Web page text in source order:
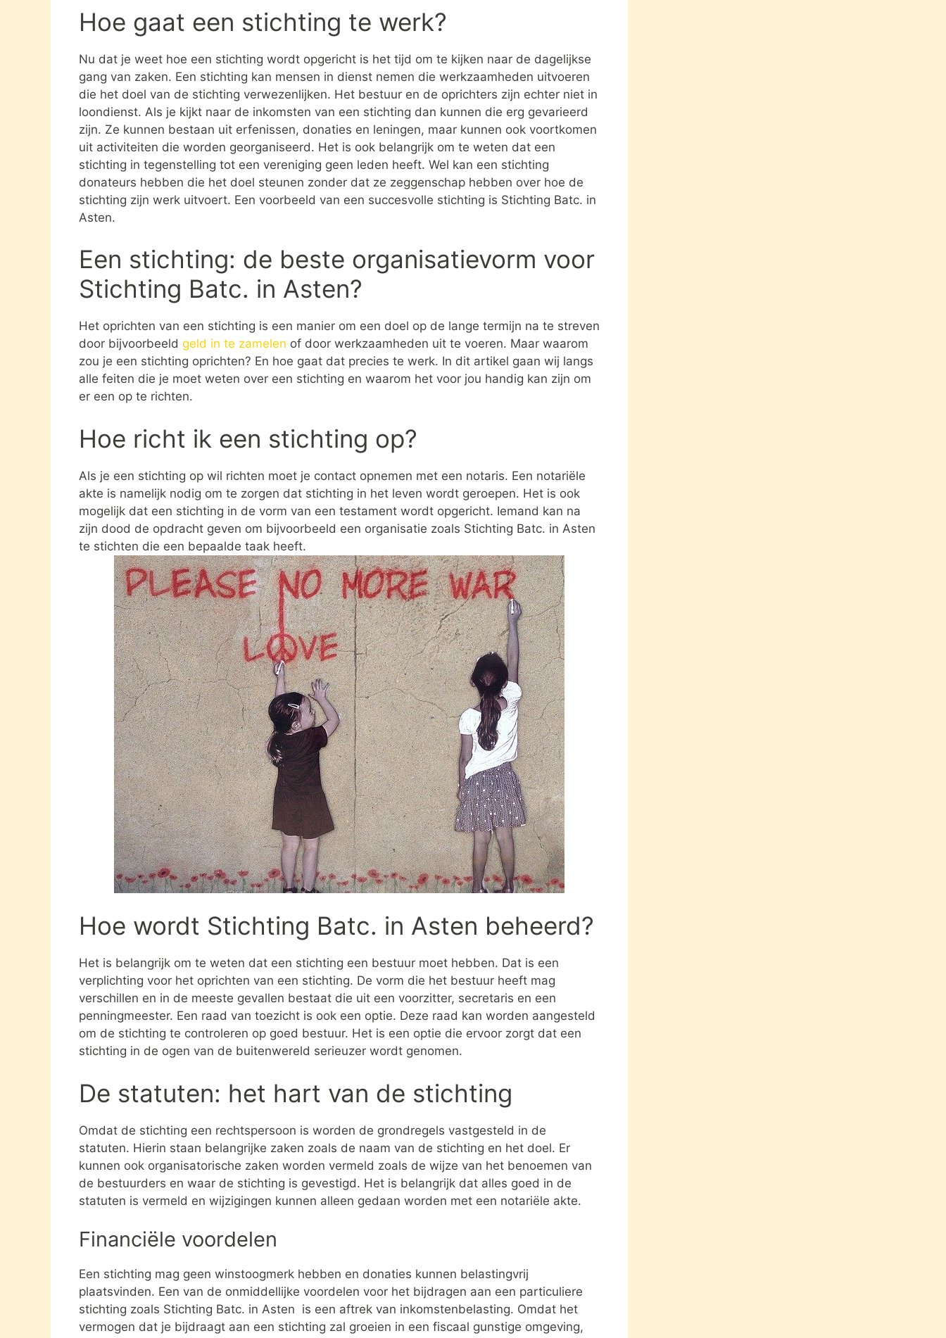
Hoe gaat een stichting te werk?
Nu dat je weet hoe een stichting wordt opgericht is het tijd om te kijken naar de dagelijkse
gang van zaken. Een stichting kan mensen in dienst nemen die werkzaamheden uitvoeren
die het doel van de stichting verwezenlijken. Het bestuur en de oprichters zijn echter niet in
loondienst. Als je kijkt naar de inkomsten van een stichting dan kunnen die erg gevarieerd
zijn. Ze kunnen bestaan uit erfenissen, donaties en leningen, maar kunnen ook voortkomen
uit activiteiten die worden georganiseerd. Het is ook belangrijk om te weten dat een
stichting in tegenstelling tot een vereniging geen leden heeft. Wel kan een stichting
donateurs hebben die het doel steunen zonder dat ze zeggenschap hebben over hoe de
stichting zijn werk uitvoert. Een voorbeeld van een succesvolle stichting is Stichting Batc. in
Asten.
Een stichting: de beste organisatievorm voor
Stichting Batc. in Asten?
Het oprichten van een stichting is een manier om een doel op de lange termijn na te streven
door bijvoorbeeld geld in te zamelen of door werkzaamheden uit te voeren. Maar waarom
zou je een stichting oprichten? En hoe gaat dat precies te werk. In dit artikel gaan wij langs
alle feiten die je moet weten over een stichting en waarom het voor jou handig kan zijn om
er een op te richten.
Hoe richt ik een stichting op?
Als je een stichting op wil richten moet je contact opnemen met een notaris. Een notariële
akte is namelijk nodig om te zorgen dat stichting in het leven wordt geroepen. Het is ook
mogelijk dat een stichting in de vorm van een testament wordt opgericht. Iemand kan na
zijn dood de opdracht geven om bijvoorbeeld een organisatie zoals Stichting Batc. in Asten
te stichten die een bepaalde taak heeft.
Hoe wordt Stichting Batc. in Asten beheerd?
Het is belangrijk om te weten dat een stichting een bestuur moet hebben. Dat is een
verplichting voor het oprichten van een stichting. De vorm die het bestuur heeft mag
verschillen en in de meeste gevallen bestaat die uit een voorzitter, secretaris en een
penningmeester. Een raad van toezicht is ook een optie. Deze raad kan worden aangesteld
om de stichting te controleren op goed bestuur. Het is een optie die ervoor zorgt dat een
stichting in de ogen van de buitenwereld serieuzer wordt genomen.
De statuten: het hart van de stichting
Omdat de stichting een rechtspersoon is worden de grondregels vastgesteld in de
statuten. Hierin staan belangrijke zaken zoals de naam van de stichting en het doel. Er
kunnen ook organisatorische zaken worden vermeld zoals de wijze van het benoemen van
de bestuurders en waar de stichting is gevestigd. Het is belangrijk dat alles goed in de
statuten is vermeld en wijzigingen kunnen alleen gedaan worden met een notariële akte.
Financiële voordelen
Een stichting mag geen winstoogmerk hebben en donaties kunnen belastingvrij
plaatsvinden. Een van de onmiddellijke voordelen voor het bijdragen aan een particuliere
stichting zoals Stichting Batc. in Asten is een aftrek van inkomstenbelasting. Omdat het
vermogen dat je bijdraagt aan een stichting zal groeien in een fiscaal gunstige omgeving,